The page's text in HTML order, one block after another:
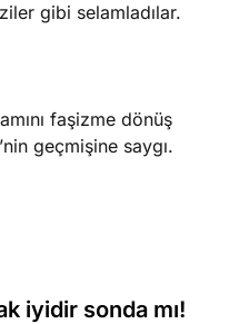
gibi selamladılar.
faşizme dönüş
geçmişine saygı.
iyidir sonda mı!